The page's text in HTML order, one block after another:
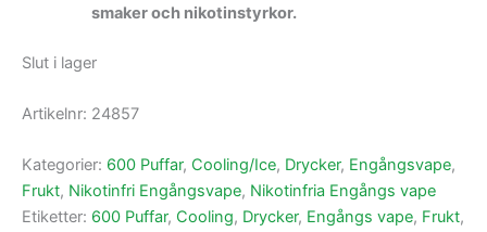
smaker och nikotinstyrkor.
Slut i lager
Artikelnr: 24857
Kategorier: 600 Puffar, Cooling/Ice, Drycker, Engångsvape,
Frukt, Nikotinfri Engångsvape, Nikotinfria Engångs vape
Etiketter: 600 Puffar, Cooling, Drycker, Engångs vape, Frukt,